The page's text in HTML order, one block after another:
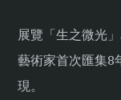
展覽「生之微光
藝術家首次匯集8
現。